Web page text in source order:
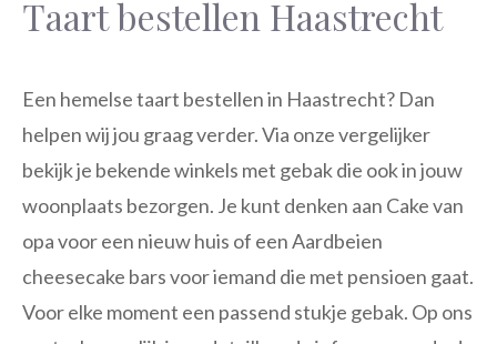
Taart bestellen Haastrecht
Een hemelse taart bestellen in Haastrecht? Dan
helpen wij jou graag verder. Via onze vergelijker
bekijk je bekende winkels met gebak die ook in jouw
woonplaats bezorgen. Je kunt denken aan Cake van
opa voor een nieuw huis of een Aardbeien
cheesecake bars voor iemand die met pensioen gaat.
Voor elke moment een passend stukje gebak. Op ons